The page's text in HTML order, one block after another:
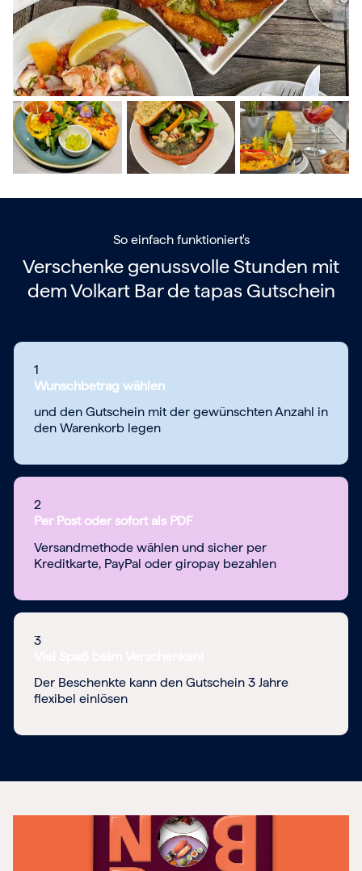
So einfach funktioniert's
Verschenke genussvolle Stunden mit
demVolkart Bar de tapas Gutschein
1
Wunschbetrag wählen
und den Gutschein mit der gewünschten Anzahl in
den Warenkorb legen
2
Per Post oder sofort als PDF
Versandmethode wählen und sicher per
Kreditkarte, PayPal oder giropay bezahlen
3
Der Beschenkte kann den Gutschein 3 Jahre
flexibel einlösen